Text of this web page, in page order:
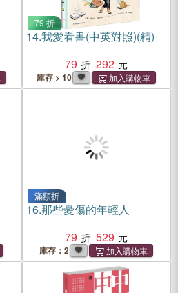
79 折
14.我愛看書(中英對照)(精)
79
292
庫存 > 10
滿額折
16.那些憂傷的年輕人
79
529
庫存：2